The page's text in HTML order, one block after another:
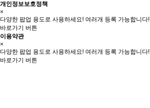
개인정보보호정책
×
다양한 팝업 용도로 사용하세요! 여러개 등록 가능합니다!
바로가기 버튼
이용약관
×
다양한 팝업 용도로 사용하세요! 여러개 등록 가능합니다!
바로가기 버튼